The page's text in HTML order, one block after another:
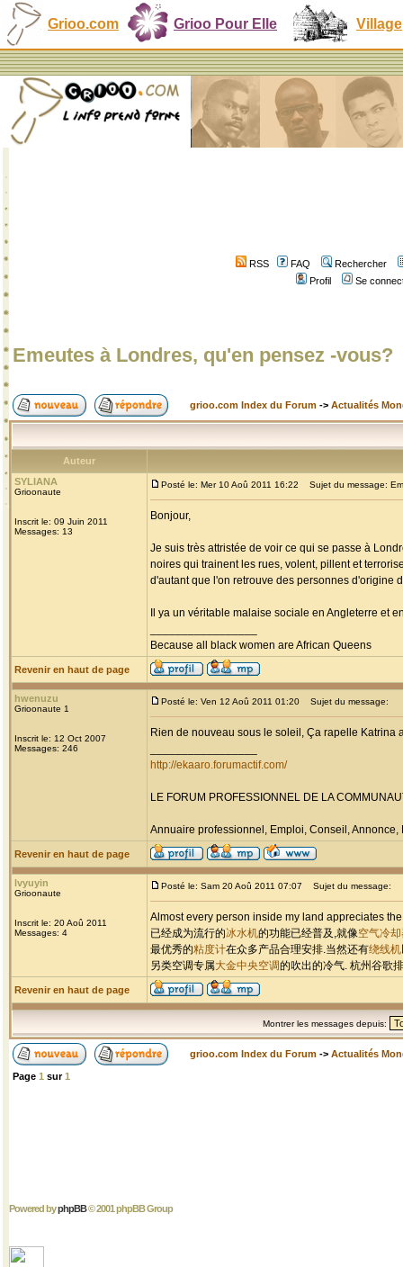
Grioo.com Grioo Pour Elle Village
RSS FAQ
Rechercher
Profil
Se
Emeutes à Londres, qu'en pensez -vous?
grioo.com Index du Forum -> Actualités
Auteur
SYLIANA
Grioonaute
Inscrit le: 09 Juin 2011
Messages: 13
Posté le: Mer 10 Aoû 2011 16:22 Sujet du message:
Bonjour,
Je suis très attristée de voir ce qui se passe à
noires qui trainent les rues, volent, pillent et
d'autant que l'on retrouve des personnes d'origine
Il ya un véritable malaise sociale en Angleterre et
Because all black women are African Queens
Revenir en haut de page
hwenuzu
Grioonaute 1
Inscrit le: 12 Oct 2007
Messages: 246
Posté le: Ven 12 Aoû 2011 01:20 Sujet du message:
Rien de nouveau sous le soleil, Ça rapelle Katrina
http://ekaaro.forumactif.com/
LE FORUM PROFESSIONNEL DE LA
Annuaire professionnel, Emploi, Conseil,
Revenir en haut de page
lvyuyin
Grioonaute
Inscrit le: 20 Aoû 2011
Messages: 4
Posté le: Sam 20 Aoû 2011 07:07 Sujet du message:
Almost every person inside my land appreciates
已经成为流行的冰水机的功能已经普及,就像空气冷
最优秀的粘度计在众多产品合理安排.当然还有绕线机
另类空调专属大金中央空调的吹出的冷气. 杭州谷歌
Revenir en haut de page
Montrer les messages depuis:
grioo.com Index du Forum -> Actualités
Page 1 sur1
Powered byphpBB© 2001 phpBB Group